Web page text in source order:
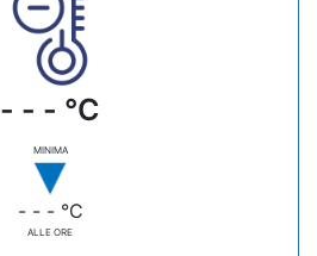
- - - °C
MINIMA
- - - °C
ALLE ORE